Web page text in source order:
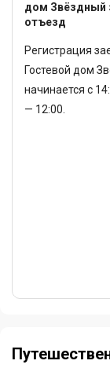
дом Звёздный
отъезд
Регистрация
Гостевой дом
начинается с
— 12:00.